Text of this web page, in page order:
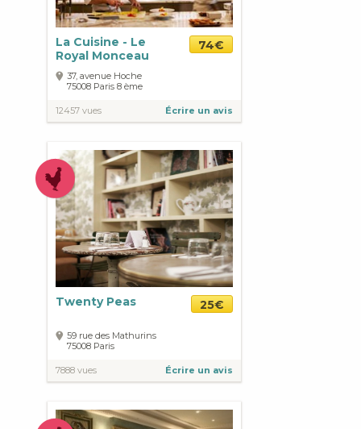
La Cuisine - Le
Royal Monceau
74€
37, avenue Hoche
75008 Paris 8 ème
12457 vues Écrire un avis
Twenty Peas 25€
59 rue des Mathurins
75008 Paris
7888 vues Écrire un avis